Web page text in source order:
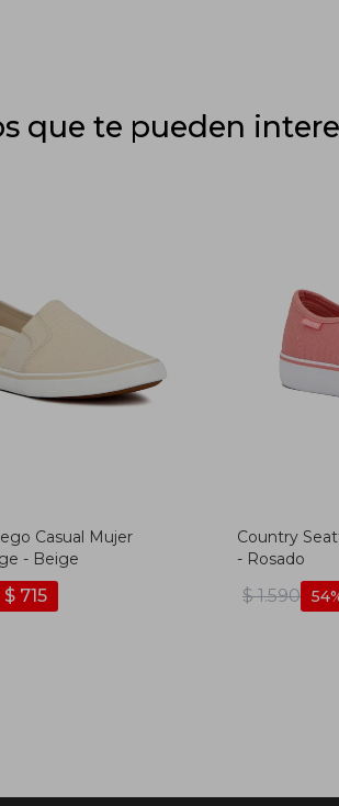
que te pueden
Casual Mujer
- Beige
$ 715
Country
- Rosado
$ 1.590 54